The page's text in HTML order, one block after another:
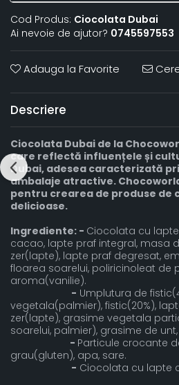
Cod Produs: Ciocolata Dubai
Ai nevoie de ajutor? 0745597553
Adauga la Favorite
Descriere
Ciocolata Dubai de la
care reflectă influențele și
Dubai, adesea caracterizată
ambalaje atractive.
pentru crearea de produse de
delicioase.
Ingrediente: - Ciocolata cu
cacao, lapte praf integral, masa
zer(lapte), lapte praf degresat,
floarea soarelui, poliricinoleat de
aroma(vanilie).
- Umplutura de
vegetala(palmier), fistic(20%),
zer(lapte), grasime vegetala
soarelui, palmier), grasime de
- Particule crocante
grau(gluten), apa, sare.
- Ciocolata cu lapte